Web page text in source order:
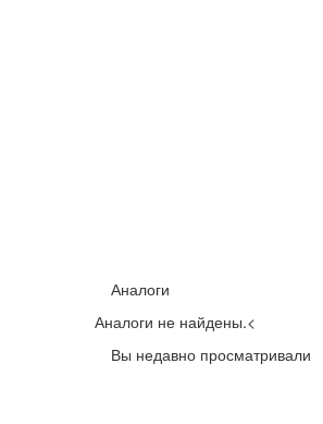
Аналоги
Аналоги не найдены.<
Вы недавно просматривали